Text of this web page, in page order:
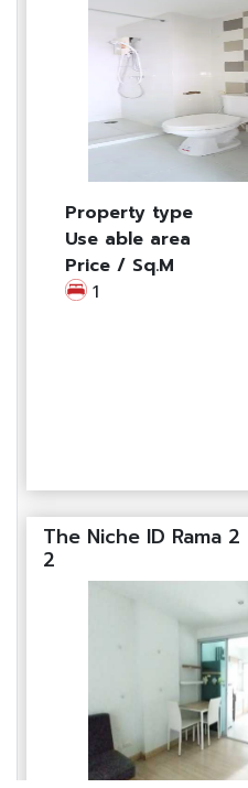
Property type
Use able area
Price / Sq.M
1
The Niche ID Rama
2